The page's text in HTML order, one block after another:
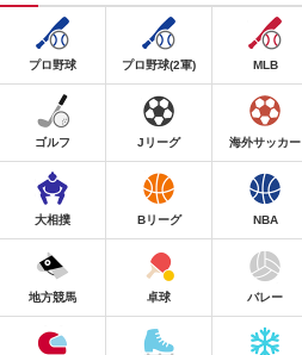
プロ野球 プロ野球(2軍) MLB
ゴルフ Jリーグ 海外サッカー
大相撲 Bリーグ NBA
地方競馬 卓球 バレー